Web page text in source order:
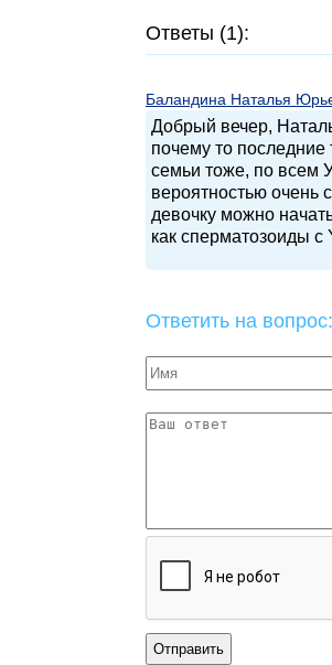
Ответы (1):
Баландина Наталья
Добрый вечер,
почему то
семьи тоже, по всем
вероятностью очень
девочку можно
как сперматозоиды с
Ответить на вопрос: